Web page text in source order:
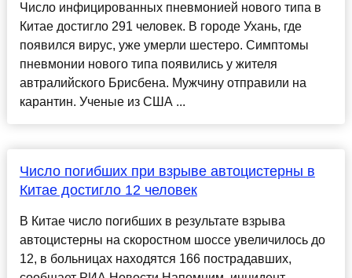
Число инфицированных пневмонией нового типа в
Китае достигло 291 человек. В городе Ухань, где
появился вирус, уже умерли шестеро. Симптомы
пневмонии нового типа появились у жителя
автралийского Брисбена. Мужчину отправили на
карантин. Ученые из США ...
Число погибших при взрыве автоцистерны в
Китае достигло 12 человек
В Китае число погибших в результате взрыва
автоцистерны на скоростном шоссе увеличилось до
12, в больницах находятся 166 пострадавших,